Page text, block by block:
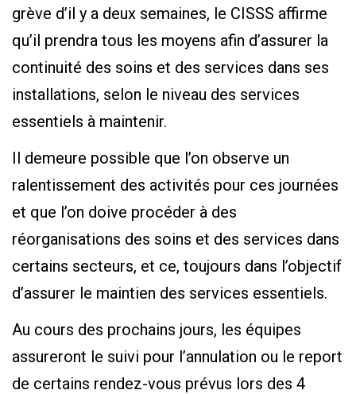
grève d’il y a deux semaines, le CISSS affirme
qu’il prendra tous les moyens afin d’assurer la
continuité des soins et des services dans ses
installations, selon le niveau des services
essentiels à maintenir.
Il demeure possible que l’on observe un
ralentissement des activités pour ces journées
et que l’on doive procéder à des
réorganisations des soins et des services dans
certains secteurs, et ce, toujours dans l’objectif
d’assurer le maintien des services essentiels.
Au cours des prochains jours, les équipes
assureront le suivi pour l’annulation ou le report
de certains rendez-vous prévus lors des 4